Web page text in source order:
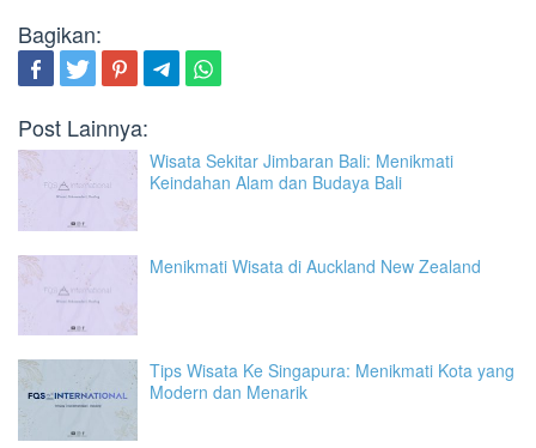
Bagikan:
Post Lainnya:
Wisata Sekitar Jimbaran Bali: Menikmati
Keindahan Alam dan Budaya Bali
Menikmati Wisata di Auckland New Zealand
Tips Wisata Ke Singapura: Menikmati Kota yang
Modern dan Menarik